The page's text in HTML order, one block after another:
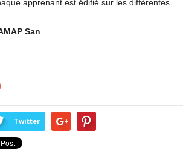
apprenant est édifié sur les différentes
San
Twitter